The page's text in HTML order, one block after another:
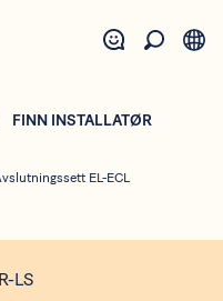
FINN INSTALLATØR
EL-ECL